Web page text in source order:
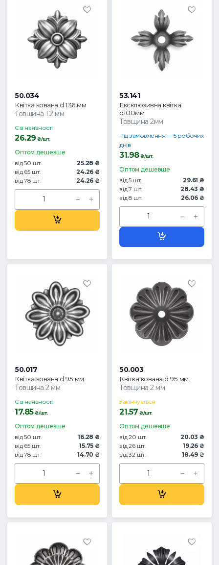
50.034
Квітка кована d 136 мм
Товщина 1.2 мм
Є в наявності
26.29 ₴/шт.
Оптом дешевше
від 50 шт.
25.28 ₴
від 65 шт.
24.26 ₴
від 78 шт.
24.26 ₴
53.141
Ексклюзивна квітка
d100мм
Товщина 2мм
Під замовлення — 5 робочих
днів
31.98₴/шт.
Оптом дешевше
від 5 шт.
29.61 ₴
від 7 шт.
28.43 ₴
від 8 шт.
26.06 ₴
50.017
Квітка кована d 95 мм
Товщина 2 мм
Є в наявності
17.85₴/шт.
Оптом дешевше
від 50 шт.
16.28 ₴
від 65 шт.
15.75 ₴
від 78 шт.
14.70 ₴
50.003
Квітка кована d 95 мм
Товщина 2 мм
Закінчується
21.57 ₴/шт.
Оптом дешевше
від 20 шт.
20.03 ₴
від 26 шт.
19.26 ₴
від 32 шт.
18.49 ₴